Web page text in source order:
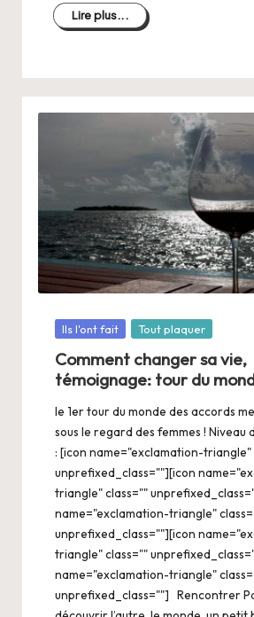
Lire plus...
Posté
Ils l'ont fait Tout plaquer
Comment changer sa vie,
témoignage: tour du
le 1er tour du monde des accords
sous le regard des femmes ! Niveau
: [icon name="exclamation-triangle"
unprefixed_class=""][icon
triangle" class=""
name="exclamation-triangle"
unprefixed_class=""][icon
triangle" class=""
name="exclamation-triangle"
unprefixed_class=""] Rencontrer